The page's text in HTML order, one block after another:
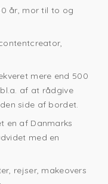
år, mor til to og
mere end 500
af at rådgive
side af bordet.
en af Danmarks
med en
rejser, makeovers